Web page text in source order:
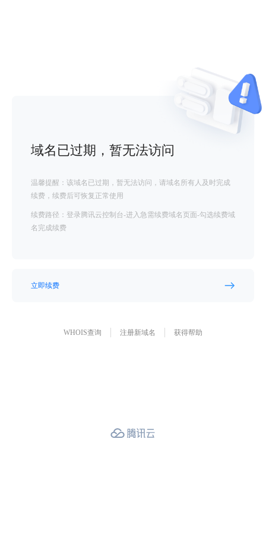
域名已过期，暂无法访问
温馨提醒：该域名已过期，暂无法访问，请域名所有人及时完成
续费，续费后可恢复正常使用
续费路径：登录腾讯云控制台-进入急需续费域名页面-勾选续费域
名完成续费
立即续费
WHOIS查询 注册新域名 获得帮助